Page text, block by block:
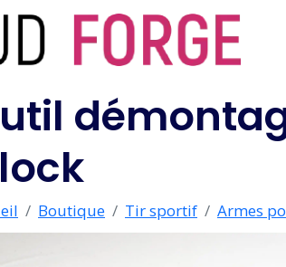
Boutique Tir sportif Armes